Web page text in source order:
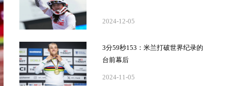
2024-12-05
3分59秒153：米兰打破世界纪录的
台前幕后
2024-11-05